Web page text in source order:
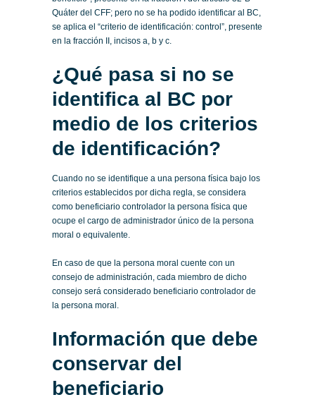
Quáter del CFF; pero no se ha podido identificar al BC,
se aplica el “criterio de identificación: control”, presente
en la fracción II, incisos a, b y c.
¿Qué pasa si no se
identifica al BC por
medio de los criterios
de identificación?
Cuando no se identifique a una persona física bajo los
criterios establecidos por dicha regla, se considera
como beneficiario controlador la persona física que
ocupe el cargo de administrador único de la persona
moral o equivalente.
En caso de que la persona moral cuente con un
consejo de administración, cada miembro de dicho
consejo será considerado beneficiario controlador de
la persona moral.
Información que debe
conservar del
beneficiario